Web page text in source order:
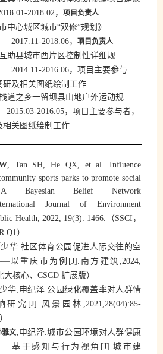
8.01-2018.02， 项目负责人
中心城区城市“双修”规划》
2017.11-2018.06， 项目负责人
助县城市西片区控制性详细规
2014.11-2016.06， 项目主要参与
及相关图纸绘制工作
道之乡一留坝县山地户外运动规
2015.03-2016.05， 项目主要参与者，
关图纸绘制工作
, Tan SH, He QX, et al. Influence
sports parks to promote social
A Bayesian Belief Network
Journal of Environment
Health, 2022, 19(3): 1466. （SSCI ，
Q1）
华.社区体育公园促进人际交往的空
以重庆市为例 [J]. 南方建筑 ,2024,
大核心、 CSCD 扩展版）
华,申纪泽.公园绿化覆盖率对人群情
研究 [J]. 风景园林 ,2021,28(04):85-
雅文,申纪泽.城市公园环境对人群健康
基于感知与行为视角 [J]. 城市建